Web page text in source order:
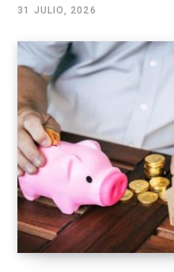
31 JULIO, 2026